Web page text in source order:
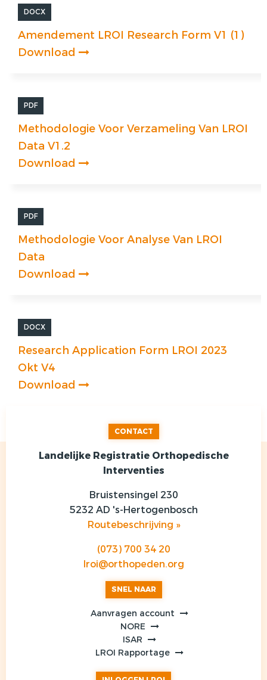
DOCX
Amendement LROI Research Form V1 (1)
Download
PDF
Methodologie Voor Verzameling Van LROI
Data V1.2
Download
PDF
Methodologie Voor Analyse Van LROI
Data
Download
DOCX
Research Application Form LROI 2023
Okt V4
Download
CONTACT
Landelijke Registratie Orthopedische
Interventies
Bruistensingel 230
5232 AD 's-Hertogenbosch
Routebeschrijving »
(073) 700 34 20
lroi@orthopeden.org
SNEL NAAR
Aanvragen account
NORE
ISAR
LROI Rapportage